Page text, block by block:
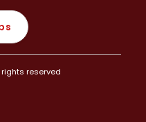
rights reserved